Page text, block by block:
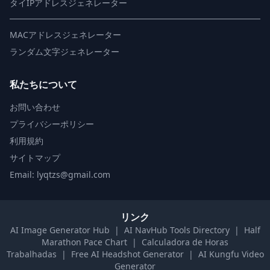
タイIPアドレスジェネレーター
MACアドレスジェネレーター
ランダム文字ジェネレーター
私たちについて
お問い合わせ
プライバシーポリシー
利用規約
サイトマップ
Email: lyqtzs@gmail.com
リンク
AI Image Generator Hub | AI NavHub Tools Directory |
Half
Marathon Pace Chart |
Calculadora de Horas
Trabalhadas
| Free AI Headshot Generator | AI Kungfu Video
Generator